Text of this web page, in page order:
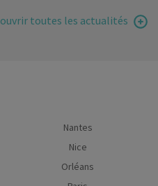
toutes les actualités
Nantes
Nice
Orléans